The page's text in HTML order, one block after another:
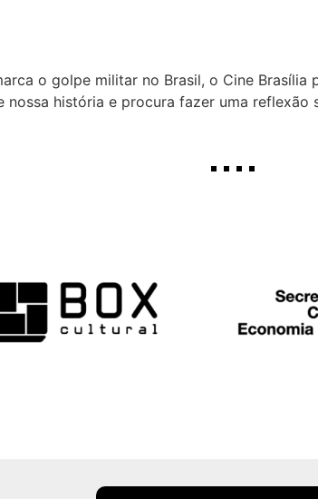
o golpe militar no Brasil, o Cine
nossa história e procura fazer uma